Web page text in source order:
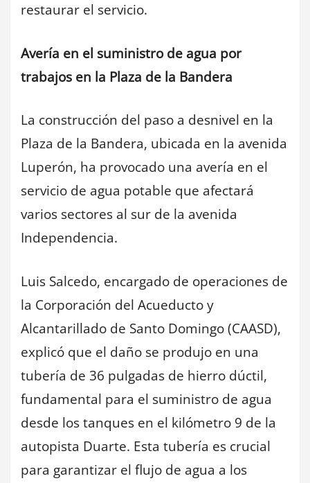
restaurar el servicio.
Avería en el suministro de agua por
trabajos en la Plaza de la Bandera
La construcción del paso a desnivel en la
Plaza de la Bandera, ubicada en la avenida
Luperón, ha provocado una avería en el
servicio de agua potable que afectará
varios sectores al sur de la avenida
Independencia.
Luis Salcedo, encargado de operaciones de
la Corporación del Acueducto y
Alcantarillado de Santo Domingo (CAASD),
explicó que el daño se produjo en una
tubería de 36 pulgadas de hierro dúctil,
fundamental para el suministro de agua
desde los tanques en el kilómetro 9 de la
autopista Duarte. Esta tubería es crucial
para garantizar el flujo de agua a los